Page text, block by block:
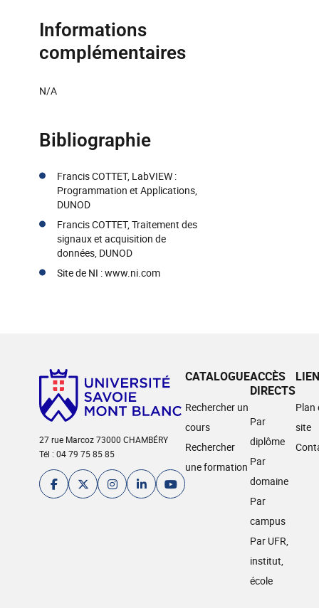
Informations
complémentaires
N/A
Bibliographie
Francis COTTET, LabVIEW :
Programmation et Applications,
DUNOD
Francis COTTET, Traitement des
signaux et acquisition de
données, DUNOD
Site de NI : www.ni.com
27 rue Marcoz 73000 CHAMBÉRY
Tél : 04 79 75 85 85
CATALOGUE
Rechercher un
cours
Rechercher
une formation
ACCÈS
DIRECTS
Par
diplôme
Par
domaine
Par
campus
Par UFR,
institut,
école
Plan
site